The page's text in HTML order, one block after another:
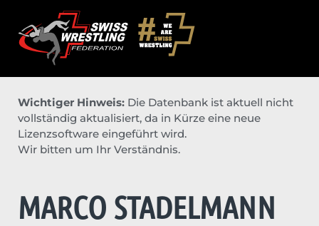
Wichtiger Hinweis: Die Datenbank ist aktuell nicht
vollständig aktualisiert, da in Kürze eine neue
Lizenzsoftware eingeführt wird.
Wir bitten um Ihr Verständnis.
MARCO STADELMANN